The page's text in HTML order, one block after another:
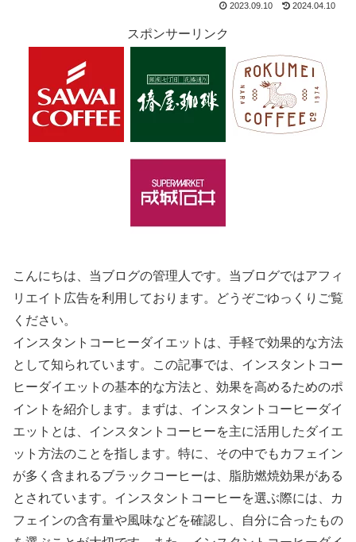
2023.09.10 2024.04.10
スポンサーリンク
こんにちは、当ブログの管理人です。当ブログではアフィ
リエイト広告を利用しております。どうぞごゆっくりご覧
ください。
インスタントコーヒーダイエットは、手軽で効果的な方法
として知られています。この記事では、インスタントコー
ヒーダイエットの基本的な方法と、効果を高めるためのポ
イントを紹介します。まずは、インスタントコーヒーダイ
エットとは、インスタントコーヒーを主に活用したダイエ
ット方法のことを指します。特に、その中でもカフェイン
が多く含まれるブラックコーヒーは、脂肪燃焼効果がある
とされています。インスタントコーヒーを選ぶ際には、カ
フェインの含有量や風味などを確認し、自分に合ったもの